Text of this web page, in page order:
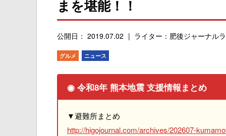
まを堪能！！
公開日： 2019.07.02 ライター：肥後ジャーナル
グルメ ニュース
◉ 令和8年 熊本地震 支援情報まとめ
▼避難所まとめ
http://higojournal.com/archives/202607-